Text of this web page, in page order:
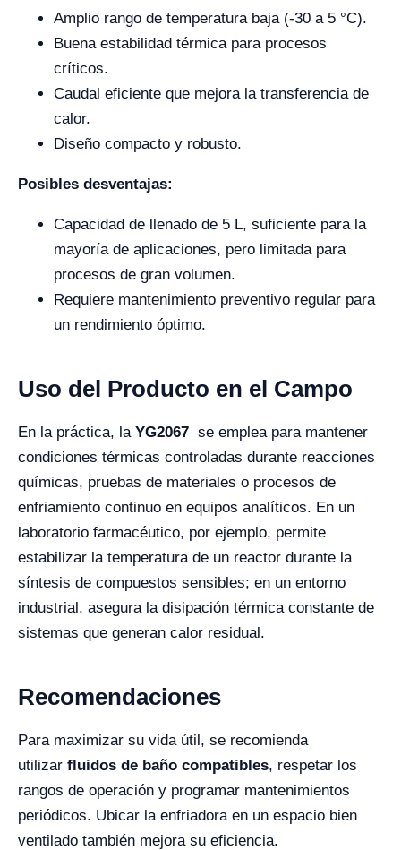
Amplio rango de temperatura baja (-30 a 5 °C).
Buena estabilidad térmica para procesos
críticos.
Caudal eficiente que mejora la transferencia de
calor.
Diseño compacto y robusto.
Posibles desventajas:
Capacidad de llenado de 5 L, suficiente para la
mayoría de aplicaciones, pero limitada para
procesos de gran volumen.
Requiere mantenimiento preventivo regular para
un rendimiento óptimo.
Uso del Producto en el Campo
En la práctica, la YG2067 se emplea para mantener
condiciones térmicas controladas durante reacciones
químicas, pruebas de materiales o procesos de
enfriamiento continuo en equipos analíticos. En un
laboratorio farmacéutico, por ejemplo, permite
estabilizar la temperatura de un reactor durante la
síntesis de compuestos sensibles; en un entorno
industrial, asegura la disipación térmica constante de
sistemas que generan calor residual.
Recomendaciones
Para maximizar su vida útil, se recomienda
utilizar fluidos de baño compatibles, respetar los
rangos de operación y programar mantenimientos
periódicos. Ubicar la enfriadora en un espacio bien
ventilado también mejora su eficiencia.